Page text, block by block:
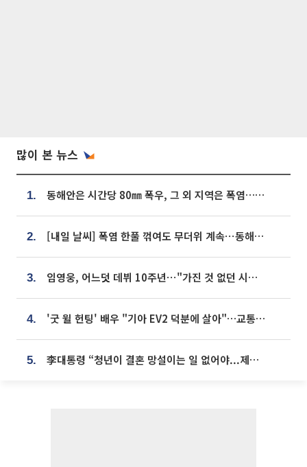
많이 본 뉴스
1. 동해안은 시간당 80㎜ 폭우, 그 외 지역은 폭염…‘극과 극 날씨’
2. [내일 날씨] 폭염 한풀 꺾여도 무더위 계속⋯동해안 이틀 연속 비
3. 임영웅, 어느덧 데뷔 10주년⋯"가진 것 없던 시절, 내 앞엔 20명의 팬뿐"
4. '굿 윌 헌팅' 배우 "기아 EV2 덕분에 살아"…교통사고 후 안전성 극찬
5. 李대통령 “청년이 결혼 망설이는 일 없어야...제도상 불이익 조사”